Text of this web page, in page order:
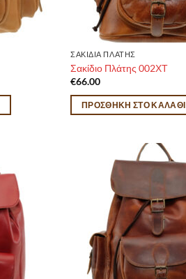
ΣΑΚΙΔΙΑ ΠΛΑΤΗΣ
Σακίδιο Πλάτης 002ΧΤ
€66.00
ΠΡΟΣΘΉΚΗ ΣΤΟ ΚΑΛΆΘΙ